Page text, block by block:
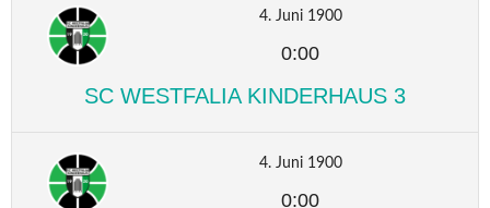
4. Juni 1900
0:00
SC WESTFALIA KINDERHAUS 3
4. Juni 1900
0:00